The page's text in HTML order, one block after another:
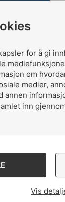
for å gi
om
medier,
annen
inn
Vis